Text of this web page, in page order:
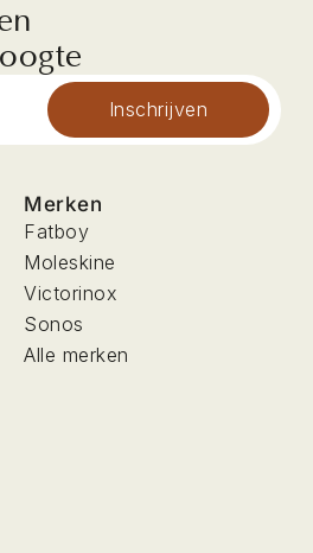
Inschrijven
Merken
Fatboy
Moleskine
Victorinox
Sonos
Alle merken